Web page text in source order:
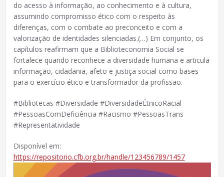
do acesso à informação, ao conhecimento e à cultura,
assumindo compromisso ético com o respeito às
diferenças, com o combate ao preconceito e com a
valorização de identidades silenciadas.(…) Em conjunto, os
capítulos reafirmam que a Biblioteconomia Social se
fortalece quando reconhece a diversidade humana e articula
informação, cidadania, afeto e justiça social como bases
para o exercício ético e transformador da profissão.
#Bibliotecas #Diversidade #DiversidadeÉtnicoRacial
#PessoasComDeficiência #Racismo #PessoasTrans
#Representatividade
Disponível em:
https://repositorio.cfb.org.br/handle/123456789/1457